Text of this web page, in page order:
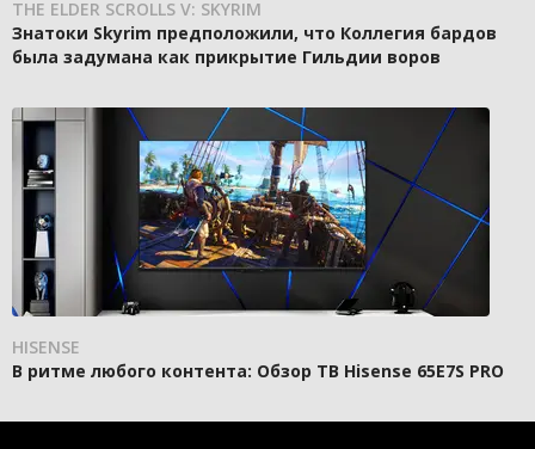
THE ELDER SCROLLS V: SKYRIM
Знатоки Skyrim предположили, что Коллегия бардов
была задумана как прикрытие Гильдии воров
HISENSE
В ритме любого контента: Обзор ТВ Hisense 65E7S PRO